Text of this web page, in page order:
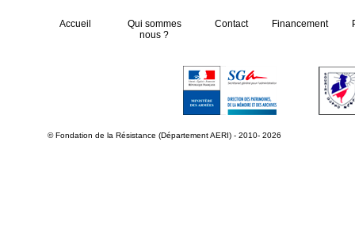
Accueil
Qui sommes
nous ?
Contact Financement
© Fondation de la Résistance (Département AERI) - 2010- 2026